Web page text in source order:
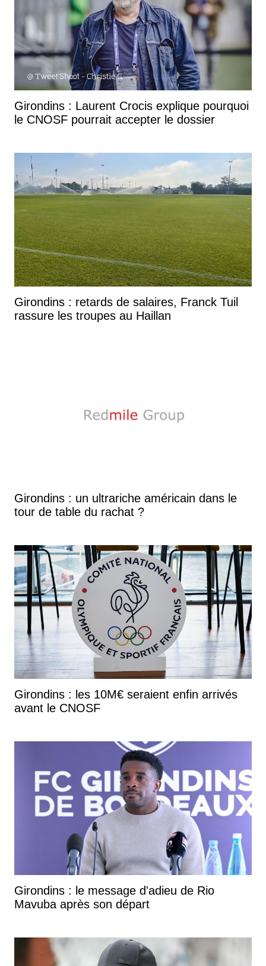
Girondins : Laurent Crocis explique pourquoi
le CNOSF pourrait accepter le dossier
Girondins : retards de salaires, Franck Tuil
rassure les troupes au Haillan
Girondins : un ultrariche américain dans le
tour de table du rachat ?
Girondins : les 10M€ seraient enfin arrivés
avant le CNOSF
Girondins : le message d'adieu de Rio
Mavuba après son départ